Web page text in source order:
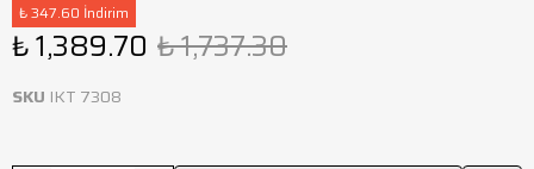
₺ 347.60 İndirim
₺ 1,389.70 ₺ 1,737.30
SKU IKT 7308